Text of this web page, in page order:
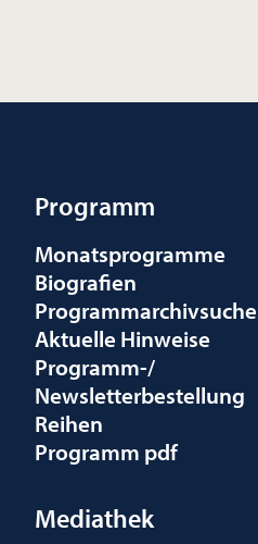
Programm
Monatsprogramme
Biografien
Programmarchivsuche
Aktuelle Hinweise
Programm-/
Newsletterbestellung
Reihen
Programm pdf
Mediathek